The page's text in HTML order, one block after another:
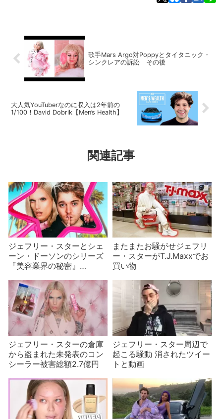
歌手Mars Argo対Poppyとタイタニック・
シンクレアの訴訟 その後
大人気YouTuberなのに収入は2年前の
1/100！David Dobrik【Men’s Health】
関連記事
ジェフリー・スターとシェ
ーン・ドーソンのシリーズ
『美容業界の秘密』
またまたお騒がせジェフリ
ー・スターがT.J.Maxxでお
買い物
ジェフリー・スターの倉庫
から盗まれた未発表のコン
シーラー被害総額2.7億円
ジェフリー・スター周辺で
起こる騒動 消されたツイー
トと動画